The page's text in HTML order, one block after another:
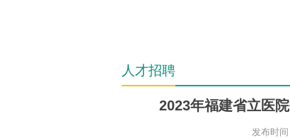
人才招聘
2023年福建省立医
发布时